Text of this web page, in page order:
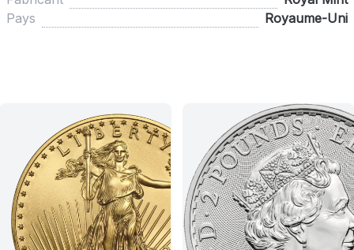
Pays
Royaume-Uni